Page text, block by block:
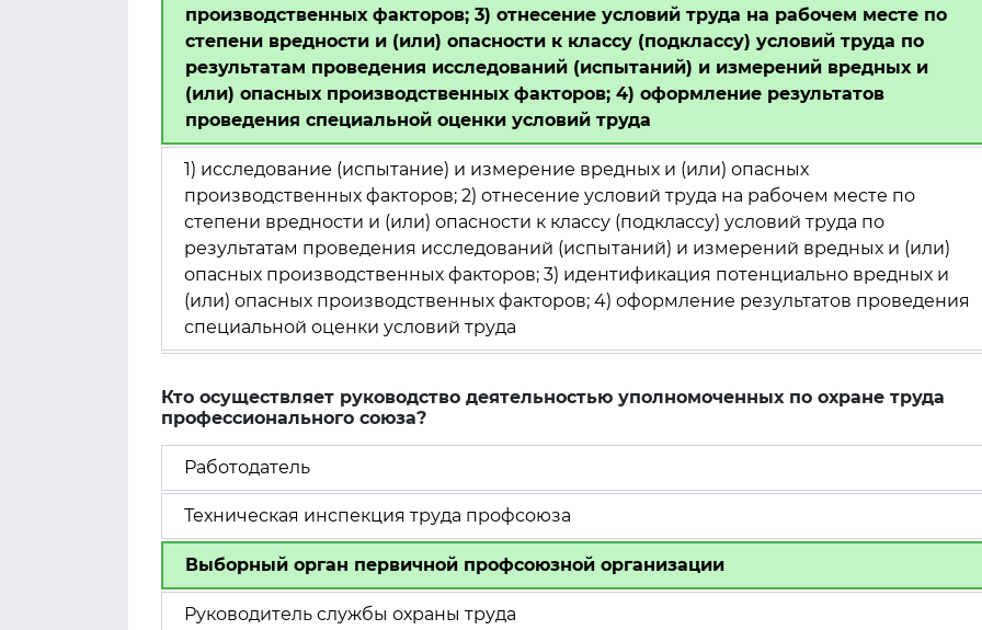
производственных факторов; 3) отнесение условий труда на рабочем месте по
степени вредности и (или) опасности к классу (подклассу) условий труда по
результатам проведения исследований (испытаний) и измерений вредных и
(или) опасных производственных факторов; 4) оформление результатов
проведения специальной оценки условий труда
1) исследование (испытание) и измерение вредных и (или) опасных
производственных факторов; 2) отнесение условий труда на рабочем месте по
степени вредности и (или) опасности к классу (подклассу) условий труда по
результатам проведения исследований (испытаний) и измерений вредных и (или)
опасных производственных факторов; 3) идентификация потенциально вредных и
(или) опасных производственных факторов; 4) оформление результатов проведения
специальной оценки условий труда
Кто осуществляет руководство деятельностью уполномоченных по охране труда
профессионального союза?
Работодатель
Техническая инспекция труда профсоюза
Выборный орган первичной профсоюзной организации
Руководитель службы охраны труда